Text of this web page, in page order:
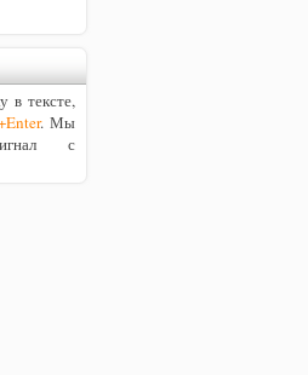
в тексте,
. Мы
с